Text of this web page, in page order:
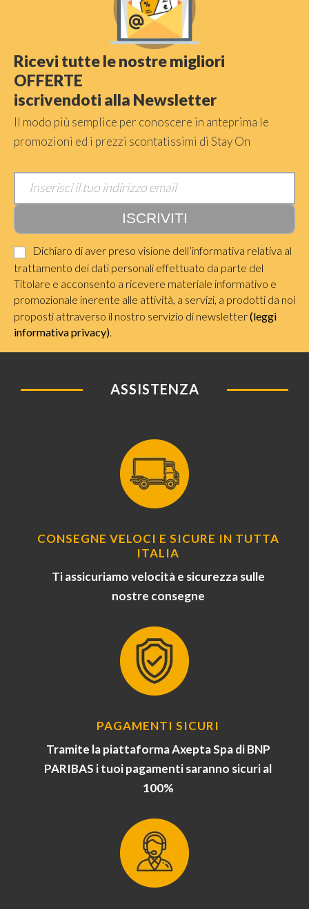
Ricevi tutte le nostre migliori
OFFERTE
iscrivendoti alla Newsletter
Il modo più semplice per conoscere in anteprima le
promozioni ed i prezzi scontatissimi di Stay On
Dichiaro di aver preso visione dell’informativa relativa al
trattamento dei dati personali effettuato da parte del
Titolare e acconsento a ricevere materiale informativo e
promozionale inerente alle attività, a servizi, a prodotti da noi
proposti attraverso il nostro servizio di newsletter(leggi
informativa privacy).
ASSISTENZA
CONSEGNE VELOCI E SICURE IN TUTTA
ITALIA
Ti assicuriamo velocità e sicurezza sulle
nostre consegne
PAGAMENTI SICURI
Tramite la piattaforma Axepta Spa di BNP
PARIBAS i tuoi pagamenti saranno sicuri al
100%